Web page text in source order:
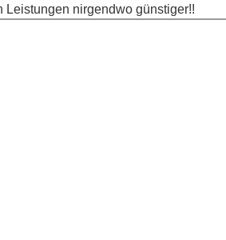
Leistungen nirgendwo günstiger!!